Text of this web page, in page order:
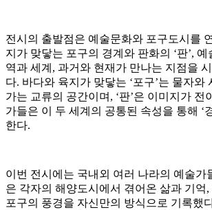
전시의 출발점은 예술문화와 포구도시를
지가 맞닿는 포구의 경계와 판화의 ‘판’, 예
역과 세계, 과거와 현재가 만나는 지점을
다. 바다와 육지가 맞닿는 ‘포구’는 물자와
가는 교류의 공간이며, ‘판’은 이미지가 전
가들은 이 두 세계의 공통된 속성을 통해 ‘
한다.
이번 전시에는 국내외 여러 나라의 예술가
은 각자의 해양도시에서 겪어온 삶과 기억
포구의 풍경을 자신만의 방식으로 기록했